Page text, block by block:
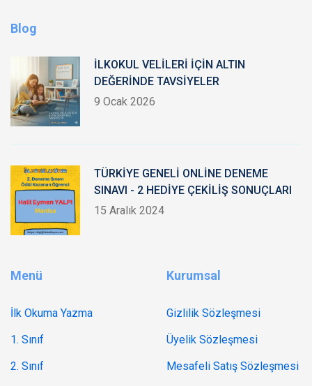
Blog
İLKOKUL VELİLERİ İÇİN ALTIN
DEĞERİNDE TAVSİYELER
9 Ocak 2026
TÜRKİYE GENELİ ONLİNE DENEME
SINAVI - 2 HEDİYE ÇEKİLİŞ SONUÇLARI
15 Aralık 2024
Menü
İlk Okuma Yazma
1. Sınıf
2. Sınıf
Kurumsal
Gizlilik Sözleşmesi
Üyelik Sözleşmesi
Mesafeli Satış Sözleşmesi